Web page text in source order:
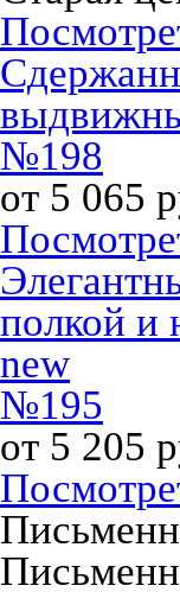
№198
от 5 065
полкой и
new
№195
от 5 205